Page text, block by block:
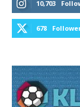
10,703
678